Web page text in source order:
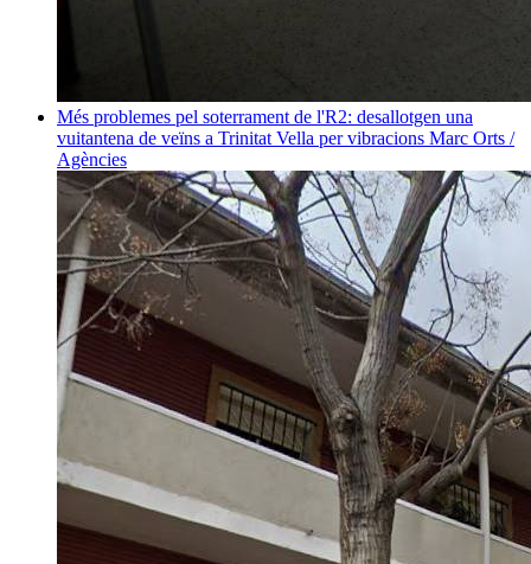
Més problemes pel soterrament de l'R2: desallotgen una
vuitantena de veïns a Trinitat Vella per vibracions Marc Orts /
Agències